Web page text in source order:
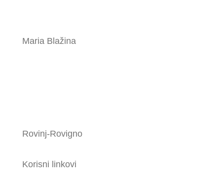
Maria Blažina
Rovinj-Rovigno
Korisni linkovi